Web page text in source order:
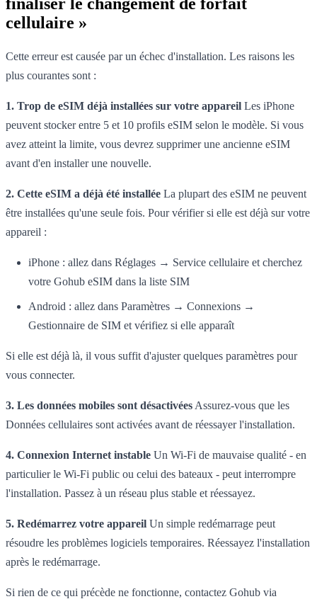
cellulaire »
Cette erreur est causée par un échec d'installation. Les raisons les
plus courantes sont :
1. Trop de eSIM déjà installées sur votre appareil Les iPhone
peuvent stocker entre 5 et 10 profils eSIM selon le modèle. Si vous
avez atteint la limite, vous devrez supprimer une ancienne eSIM
avant d'en installer une nouvelle.
2. Cette eSIM a déjà été installée La plupart des eSIM ne peuvent
être installées qu'une seule fois. Pour vérifier si elle est déjà sur votre
appareil :
iPhone : allez dans Réglages → Service cellulaire et cherchez
votre Gohub eSIM dans la liste SIM
Android : allez dans Paramètres → Connexions →
Gestionnaire de SIM et vérifiez si elle apparaît
Si elle est déjà là, il vous suffit d'ajuster quelques paramètres pour
vous connecter.
3. Les données mobiles sont désactivées Assurez-vous que les
Données cellulaires sont activées avant de réessayer l'installation.
4. Connexion Internet instable Un Wi-Fi de mauvaise qualité - en
particulier le Wi-Fi public ou celui des bateaux - peut interrompre
l'installation. Passez à un réseau plus stable et réessayez.
5. Redémarrez votre appareil Un simple redémarrage peut
résoudre les problèmes logiciels temporaires. Réessayez l'installation
après le redémarrage.
Si rien de ce qui précède ne fonctionne, contactez Gohub via